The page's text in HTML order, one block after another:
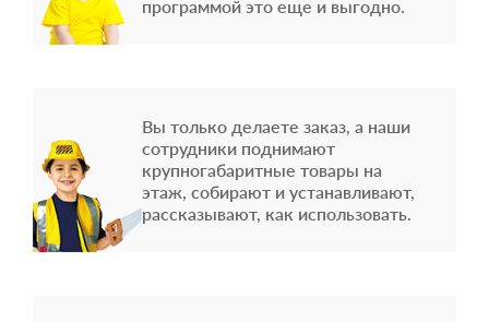
программой это еще и выгодно.
Вы только делаете заказ, а наши
сотрудники поднимают
крупногабаритные товары на
этаж, собирают и устанавливают,
рассказывают, как использовать.